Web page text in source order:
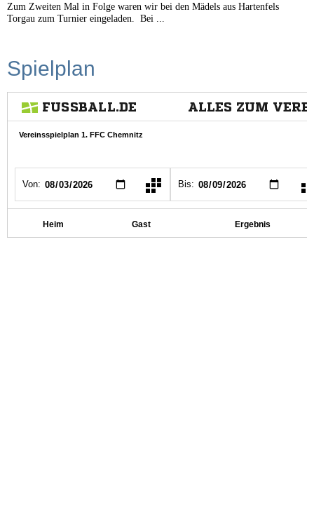
Zum Zweiten Mal in Folge waren wir bei den Mädels aus Hartenfels
Torgau zum Turnier eingeladen. Bei ...
Spielplan